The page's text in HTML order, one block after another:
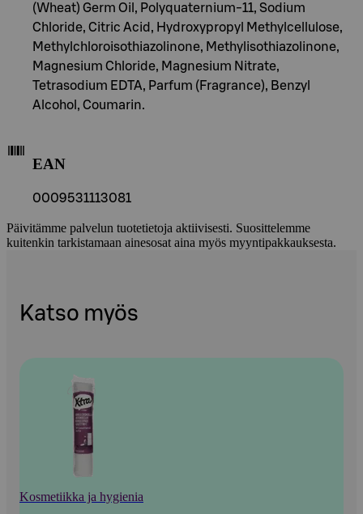
(Wheat) Germ Oil, Polyquaternium-11, Sodium
Chloride, Citric Acid, Hydroxypropyl Methylcellulose,
Methylchloroisothiazolinone, Methylisothiazolinone,
Magnesium Chloride, Magnesium Nitrate,
Tetrasodium EDTA, Parfum (Fragrance), Benzyl
Alcohol, Coumarin.
EAN
0009531113081
Päivitämme palvelun tuotetietoja aktiivisesti. Suosittelemme
kuitenkin tarkistamaan ainesosat aina myös myyntipakkauksesta.
Katso myös
Kosmetiikka ja hygienia